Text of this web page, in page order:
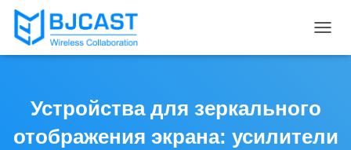
O
A
Устройства для зеркального
отображения экрана: усилители